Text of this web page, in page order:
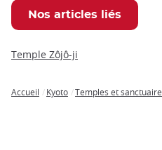
Nos articles liés
Temple Zôjô-ji
Accueil Kyoto Temples et